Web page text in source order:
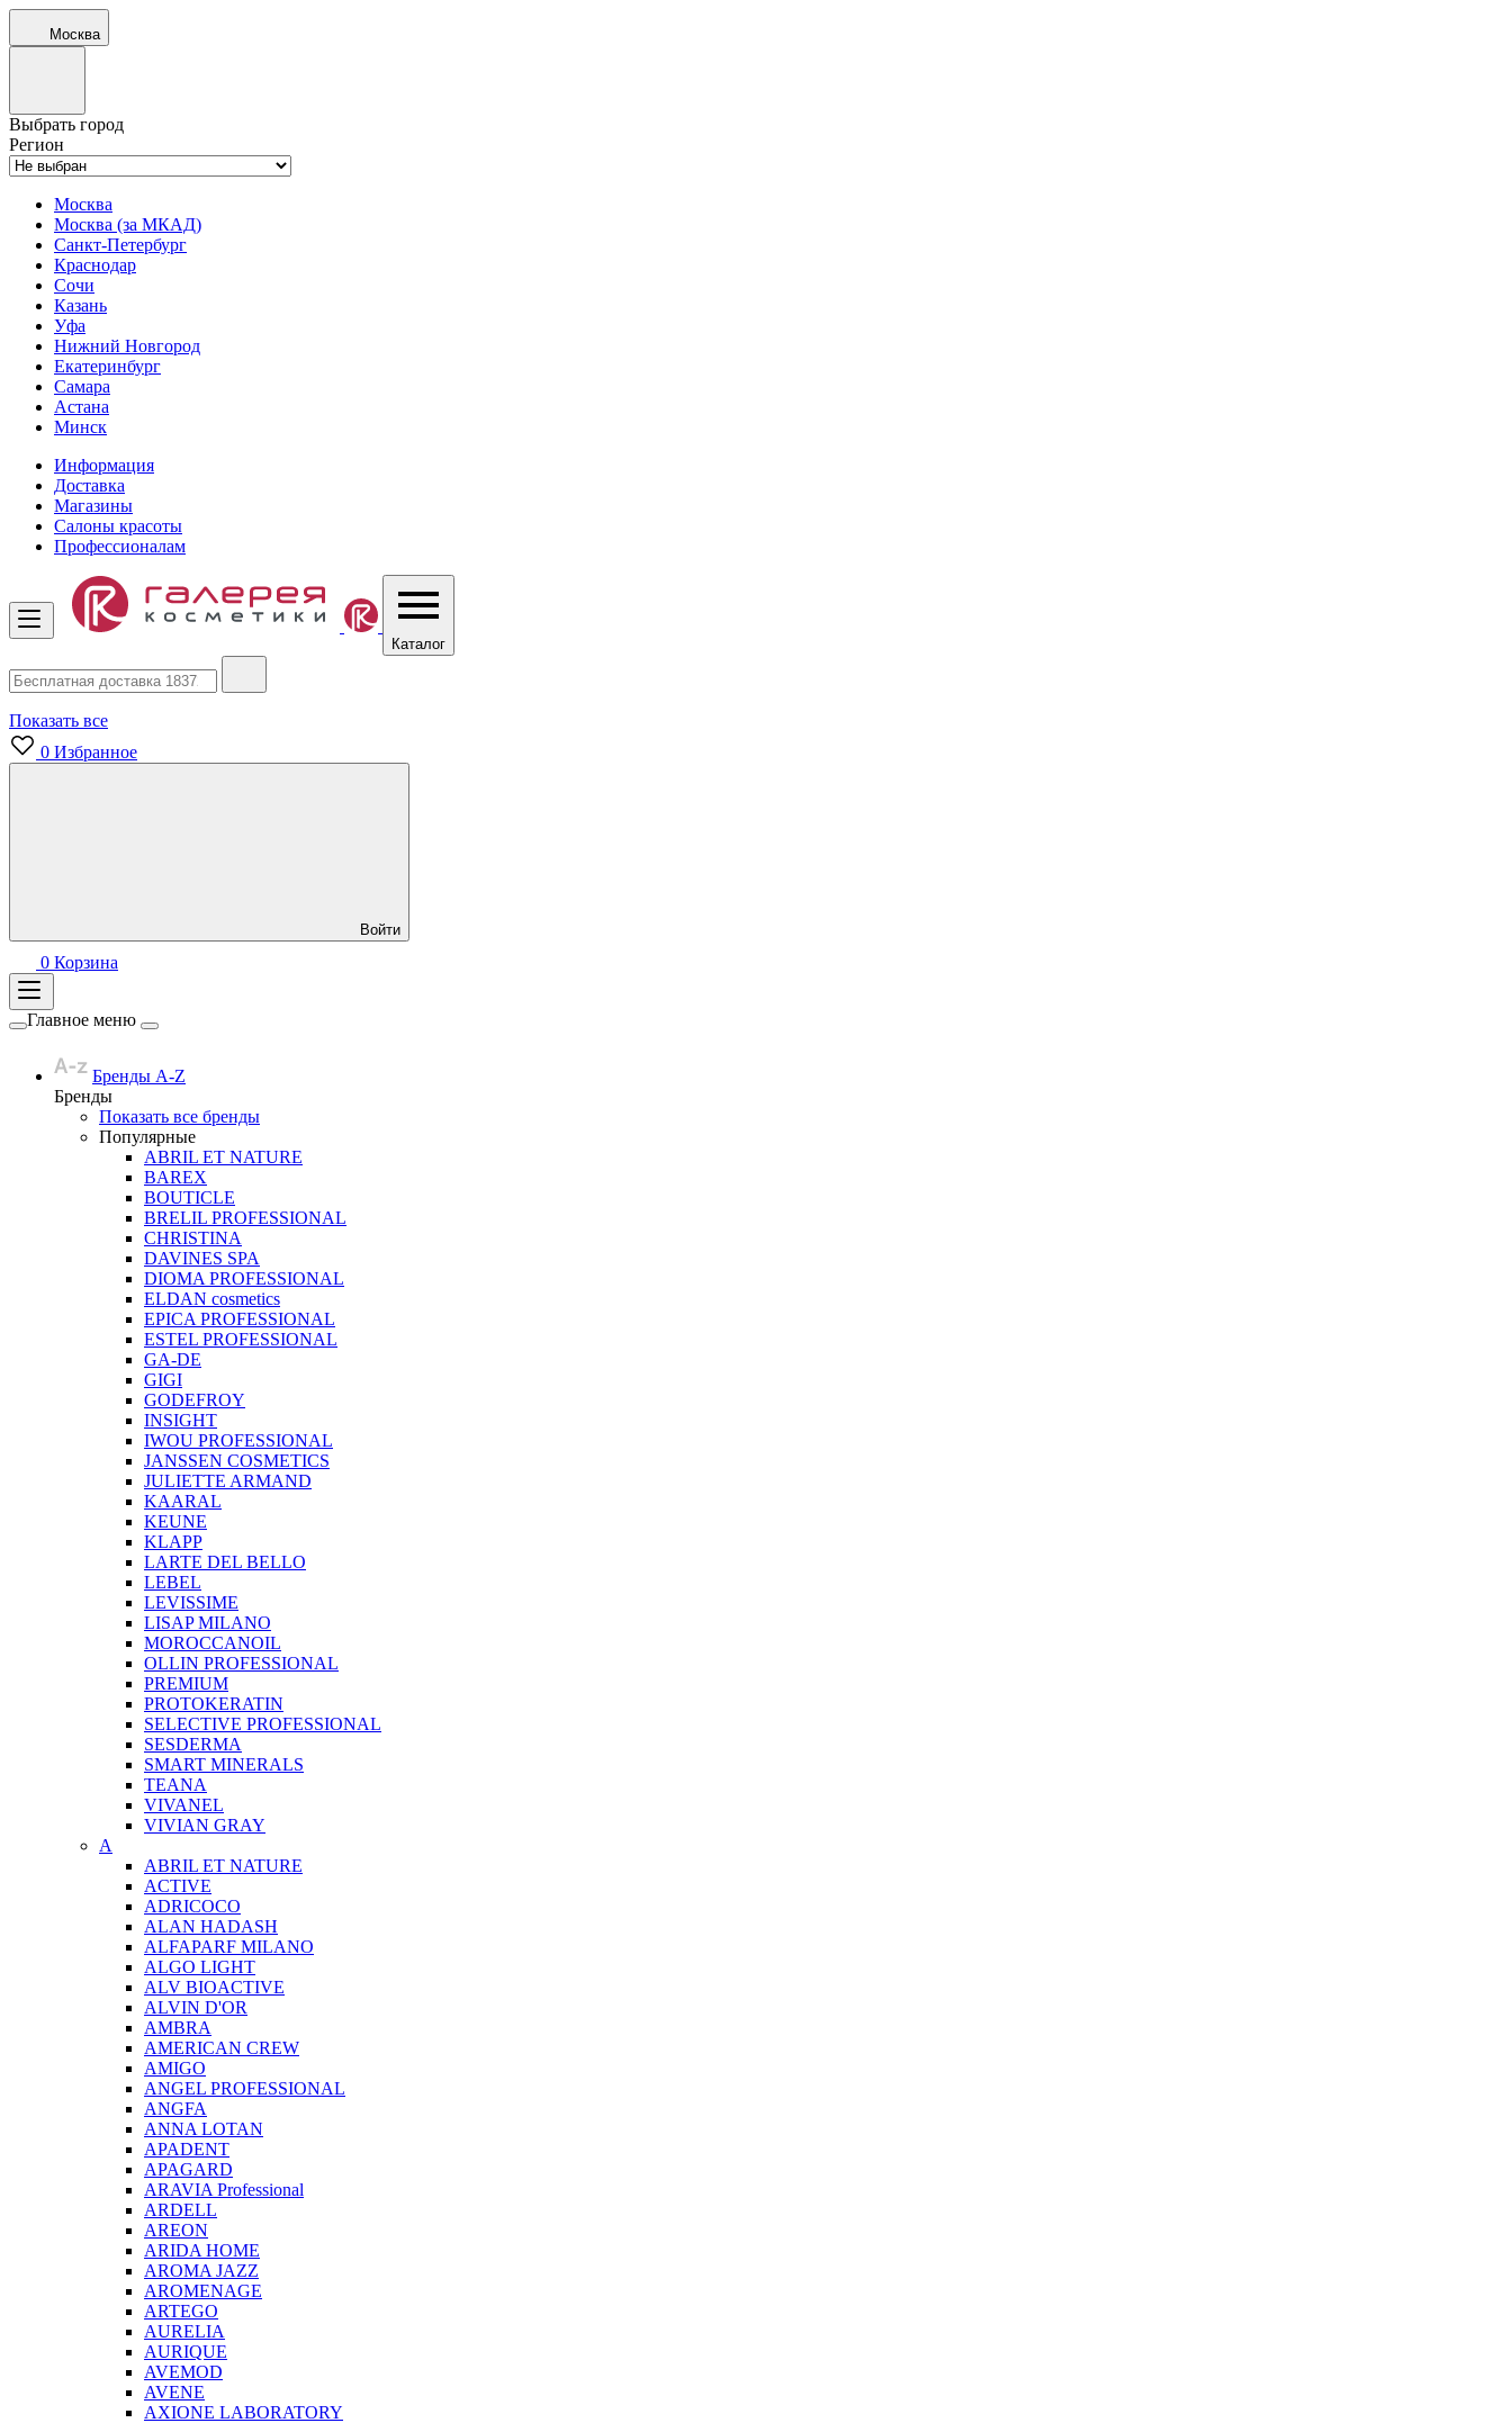
Москва
Выбрать город
Регион
Москва
Москва (за МКАД)
Санкт-Петербург
Краснодар
Сочи
Казань
Уфа
Нижний Новгород
Екатеринбург
Самара
Астана
Минск
Информация
Доставка
Магазины
Салоны красоты
Профессионалам
Каталог
Показать все
0 Избранное
Войти
0 Корзина
Главное меню
Бренды A-Z
Бренды
Показать все бренды
Популярные
ABRIL ET NATURE
BAREX
BOUTICLE
BRELIL PROFESSIONAL
CHRISTINA
DAVINES SPA
DIOMA PROFESSIONAL
ELDAN cosmetics
EPICA PROFESSIONAL
ESTEL PROFESSIONAL
GA-DE
GIGI
GODEFROY
INSIGHT
IWOU PROFESSIONAL
JANSSEN COSMETICS
JULIETTE ARMAND
KAARAL
KEUNE
KLAPP
LARTE DEL BELLO
LEBEL
LEVISSIME
LISAP MILANO
MOROCCANOIL
OLLIN PROFESSIONAL
PREMIUM
PROTOKERATIN
SELECTIVE PROFESSIONAL
SESDERMA
SMART MINERALS
TEANA
VIVANEL
VIVIAN GRAY
A
ABRIL ET NATURE
ACTIVE
ADRICOCO
ALAN HADASH
ALFAPARF MILANO
ALGO LIGHT
ALV BIOACTIVE
ALVIN D'OR
AMBRA
AMERICAN CREW
AMIGO
ANGEL PROFESSIONAL
ANGFA
ANNA LOTAN
APADENT
APAGARD
ARAVIA Professional
ARDELL
AREON
ARIDA HOME
AROMA JAZZ
AROMENAGE
ARTEGO
AURELIA
AURIQUE
AVEMOD
AVENE
AXIONE LABORATORY